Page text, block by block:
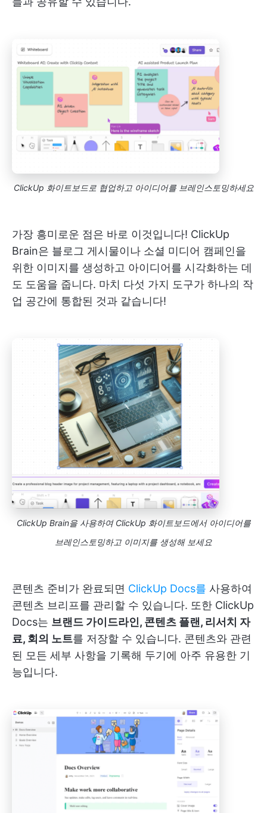
ClickUp 화이트보드로 협업하고 아이디어를 브레인스토밍하세요
가장 흥미로운 점은 바로 이것입니다! ClickUp
Brain은 블로그 게시물이나 소셜 미디어 캠페인을
위한 이미지를 생성하고 아이디어를 시각화하는 데
도 도움을 줍니다. 마치 다섯 가지 도구가 하나의 작
업 공간에 통합된 것과 같습니다!
ClickUp Brain을 사용하여 ClickUp 화이트보드에서 아이디어를
브레인스토밍하고 이미지를 생성해 보세요
콘텐츠 준비가 완료되면 ClickUp Docs를 사용하여
콘텐츠 브리프를 관리할 수 있습니다. 또한 ClickUp
Docs는 브랜드 가이드라인, 콘텐츠 플랜, 리서치 자
료, 회의 노트를 저장할 수 있습니다. 콘텐츠와 관련
된 모든 세부 사항을 기록해 두기에 아주 유용한 기
능입니다.